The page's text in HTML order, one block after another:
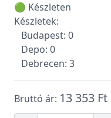
🟢 Készleten
Készletek:
Budapest: 0
Depo: 0
Debrecen: 3
Bruttó ár: 13 353 Ft